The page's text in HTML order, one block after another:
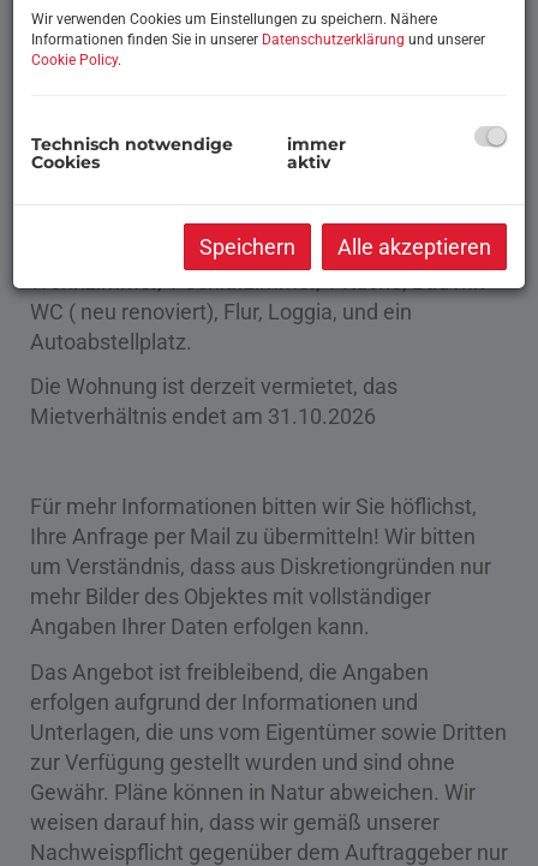
Dieses Objekt befindet sich in Hötting in einer
wunderbaren, ruhigen Lage und Richtung Osten
gelegen!
Diese Wohnung bestehend aus 2 Zimmern: 1
WC ( neu renoviert), Flur, Loggia, und ein
Autoabstellplatz.
Die Wohnung ist derzeit vermietet, das
Mietverhältnis endet am 31.10.2026
Für mehr Informationen bitten wir Sie höflichst,
Ihre Anfrage per Mail zu übermitteln! Wir bitten
um Verständnis, dass aus Diskretiongründen nur
mehr Bilder des Objektes mit vollständiger
Angaben Ihrer Daten erfolgen kann.
Das Angebot ist freibleibend, die Angaben
erfolgen aufgrund der Informationen und
Unterlagen, die uns vom Eigentümer sowie Dritten
zur Verfügung gestellt wurden und sind ohne
Gewähr. Pläne können in Natur abweichen. Wir
weisen darauf hin, dass wir gemäß unserer
Nachweispflicht gegenüber dem Auftraggeber nur
Wir verwenden Cookies um Einstellungen zu speichern. Nähere
Informationen finden Sie in unserer Datenschutzerklärung und unserer
Cookie Policy.
Technisch notwendige
Cookies
immer
aktiv
Speichern Alle akzeptieren